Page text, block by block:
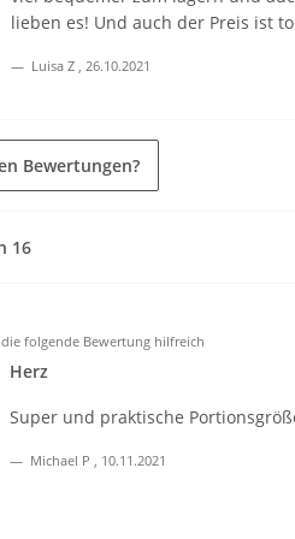
lieben es! Und auch der Preis ist
Luisa Z , 26.10.2021
Bewertungen?
16
folgende Bewertung hilfreich
Herz
Super und praktische
Michael P , 10.11.2021